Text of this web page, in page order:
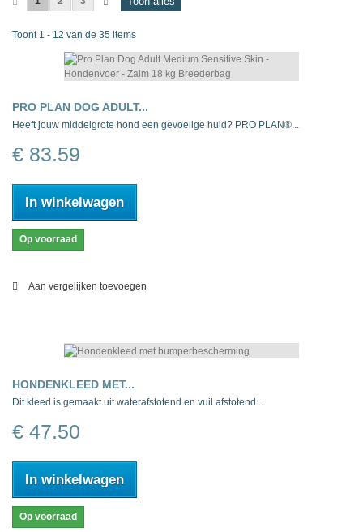
Toont 1 - 12 van de 35 items
PRO PLAN DOG ADULT...
Heeft jouw middelgrote hond een gevoelige huid? PRO PLAN®...
€ 83.59
In winkelwagen
Op voorraad
Aan vergelijken toevoegen
HONDENKLEED MET...
Dit kleed is gemaakt uit waterafstotend en vuil afstotend...
€ 47.50
In winkelwagen
Op voorraad